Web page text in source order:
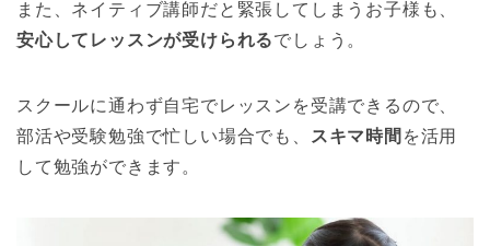
また、ネイティブ講師だと緊張してしまうお子様も、
安心してレッスンが受けられるでしょう。
スクールに通わず自宅でレッスンを受講できるので、
部活や受験勉強で忙しい場合でも、
スキマ時間 を活用
して勉強ができます。